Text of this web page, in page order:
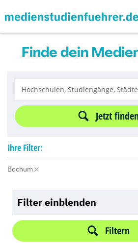
Finde dein
Jetzt
Ihre Filter:
Bochum
Filter einblenden
Filtern